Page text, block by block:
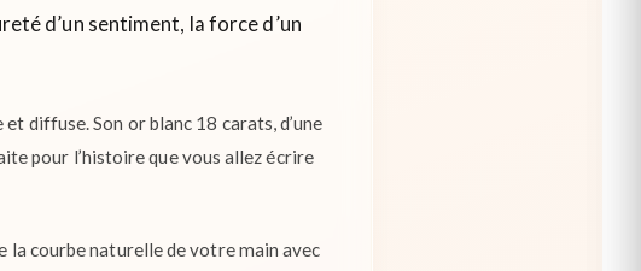
d’un sentiment, la force d’un
diffuse. Son or blanc 18 carats, d’une
pour l’histoire que vous allez écrire
la courbe naturelle de votre main avec